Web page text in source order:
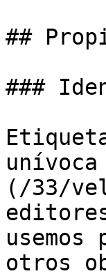
##
###
(/33/
otros